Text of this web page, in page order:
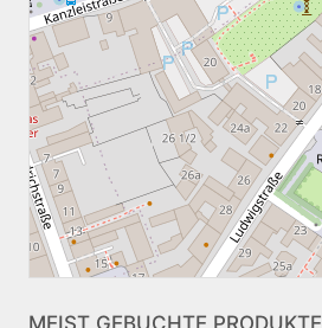
MEIST GEBUCHTE PRODUKTE